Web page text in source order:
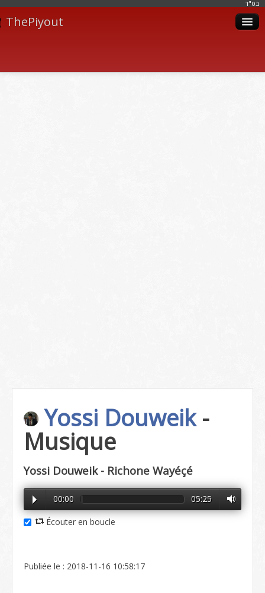
בּס"ד
ThePiyout
Yossi Douweik-
Musique
Yossi Douweik - Richone Wayéçé
00:00 05:25
Écouter en boucle
Publiée le : 2018-11-16 10:58:17